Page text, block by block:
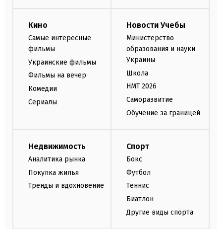
Кино
Самые интересные
фильмы
Украинские фильмы
Фильмы на вечер
Комедии
Сериалы
Новости Учебы
Министерство
образования и науки
Украины
Школа
НМТ 2026
Саморазвитие
Обучение за границей
Недвижимость
Аналитика рынка
Покупка жилья
Тренды и вдохновение
Спорт
Бокс
Футбол
Теннис
Биатлон
Другие виды спорта